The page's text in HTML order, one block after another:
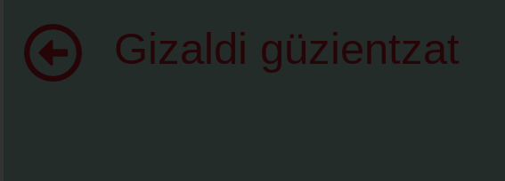
Gizaldi güzientzat